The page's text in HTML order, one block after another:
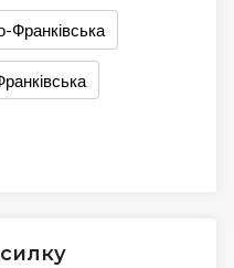
Франківська